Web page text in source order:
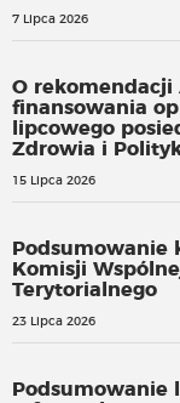
7 Lipca 2026
O rekomendacji
finansowania
lipcowego
Zdrowia i
15 Lipca 2026
Podsumowanie
Komisji
Terytorialnego
23 Lipca 2026
Podsumowanie